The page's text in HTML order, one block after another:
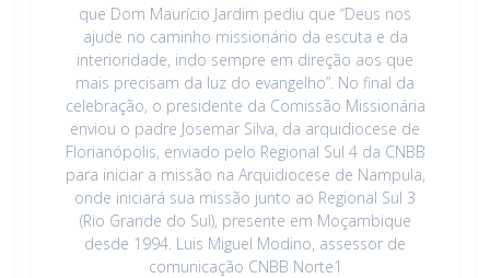
que Dom Maurício Jardim pediu que “Deus nos
ajude no caminho missionário da escuta e da
interioridade, indo sempre em direção aos que
mais precisam da luz do evangelho”. No final da
celebração, o presidente da Comissão Missionária
enviou o padre Josemar Silva, da arquidiocese de
Florianópolis, enviado pelo Regional Sul 4 da CNBB
para iniciar a missão na Arquidiocese de Nampula,
onde iniciará sua missão junto ao Regional Sul 3
(Rio Grande do Sul), presente em Moçambique
desde 1994. Luis Miguel Modino, assessor de
comunicação CNBB Norte1